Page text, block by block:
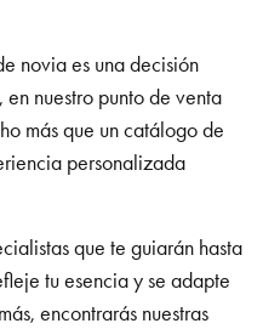
novia es una decisión
nuestro punto de venta
más que un catálogo de
personalizada
que te guiarán hasta
tu esencia y se adapte
encontrarás nuestras